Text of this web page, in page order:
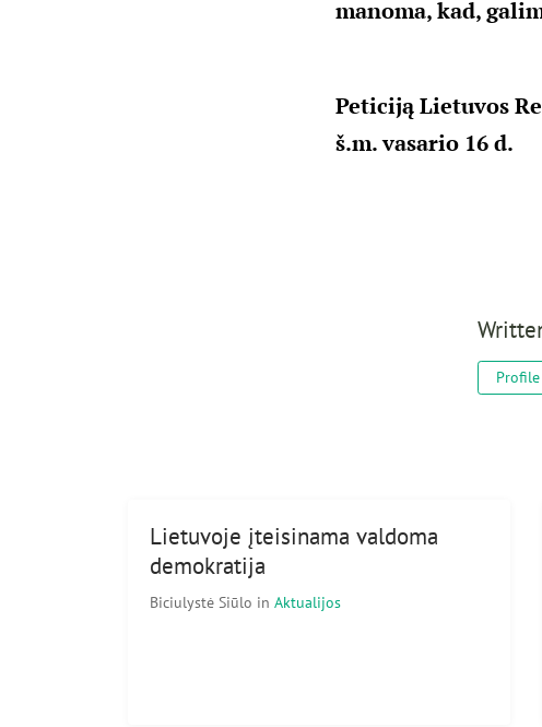
manoma, kad,
Peticiją Lietuvos
š.m. vasario 16 d.
Profile
Lietuvoje įteisinama valdoma
demokratija
Biciulystė Siūlo in Aktualijos